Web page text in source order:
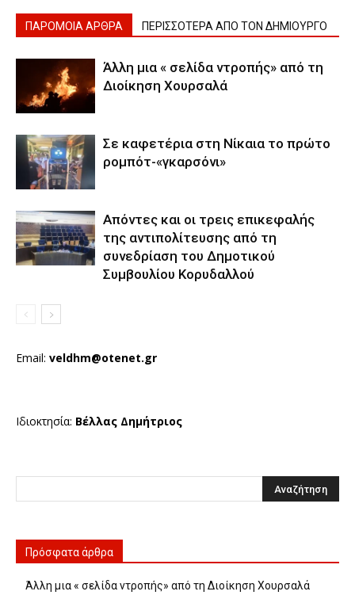
ΠΑΡΟΜΟΙΑ ΑΡΘΡΑ ΠΕΡΙΣΣΟΤΕΡΑ ΑΠΟ ΤΟΝ ΔΗΜΙΟΥΡΓΟ
Άλλη μια « σελίδα ντροπής» από τη
Διοίκηση Χουρσαλά
Σε καφετέρια στη Νίκαια το πρώτο
ρομπότ-«γκαρσόνι»
Απόντες και οι τρεις επικεφαλής
της αντιπολίτευσης από τη
συνεδρίαση του Δημοτικού
Συμβουλίου Κορυδαλλού
Email: veldhm@otenet.gr
Ιδιοκτησία: Βέλλας Δημήτριος
Πρόσφατα άρθρα
Άλλη μια « σελίδα ντροπής» από τη Διοίκηση Χουρσαλά